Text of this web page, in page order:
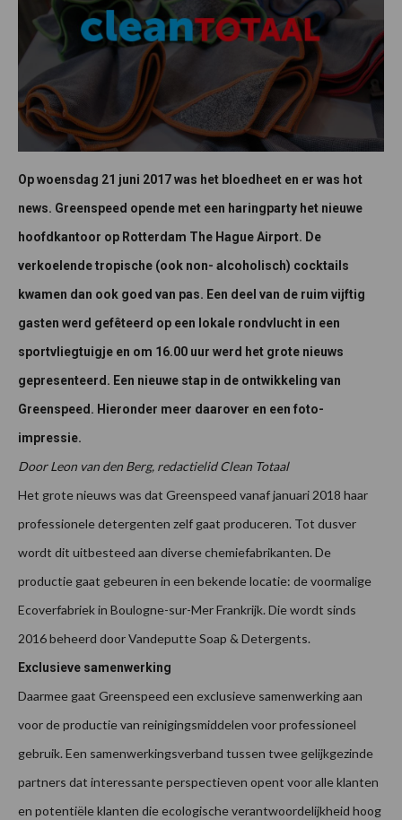
Op woensdag 21 juni 2017 was het bloedheet en er was hot
news. Greenspeed opende met een haringparty het nieuwe
hoofdkantoor op Rotterdam The Hague Airport. De
verkoelende tropische (ook non- alcoholisch) cocktails
kwamen dan ook goed van pas. Een deel van de ruim vijftig
gasten werd gefêteerd op een lokale rondvlucht in een
sportvliegtuigje en om 16.00 uur werd het grote nieuws
gepresenteerd. Een nieuwe stap in de ontwikkeling van
Greenspeed. Hieronder meer daarover en een foto-
impressie.
Door Leon van den Berg, redactielid Clean Totaal
Het grote nieuws was dat Greenspeed vanaf januari 2018 haar
professionele detergenten zelf gaat produceren. Tot dusver
wordt dit uitbesteed aan diverse chemiefabrikanten. De
productie gaat gebeuren in een bekende locatie: de voormalige
Ecoverfabriek in Boulogne-sur-Mer Frankrijk. Die wordt sinds
2016 beheerd door Vandeputte Soap & Detergents.
Exclusieve samenwerking
Daarmee gaat Greenspeed een exclusieve samenwerking aan
voor de productie van reinigingsmiddelen voor professioneel
gebruik. Een samenwerkingsverband tussen twee gelijkgezinde
partners dat interessante perspectieven opent voor alle klanten
en potentiële klanten die ecologische verantwoordelijkheid hoog